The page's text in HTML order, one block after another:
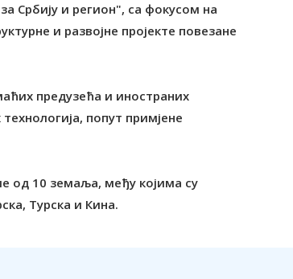
Србију и регион", са фокусом на
и развојне пројекте повезане
предузећа и иностраних
попут примјене
од 10 земаља, међу којима су
Турска и Кина.